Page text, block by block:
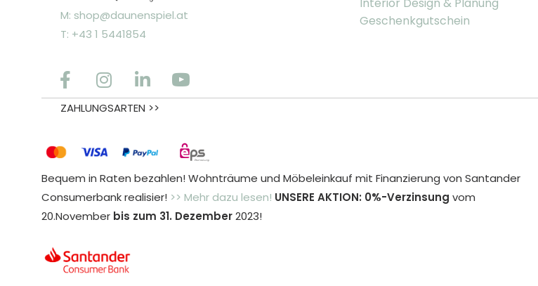
M: shop@daunenspiel.at
T: +43 1 5441854
Geschenkgutschein
ZAHLUNGSARTEN >>
Bequem in Raten bezahlen! Wohnträume und Möbeleinkauf mit Finanzierung von Santander
Consumerbank realisier! >> Mehr dazu lesen! UNSERE AKTION: 0%-Verzinsung vom
20.November bis zum 31. Dezember2023!